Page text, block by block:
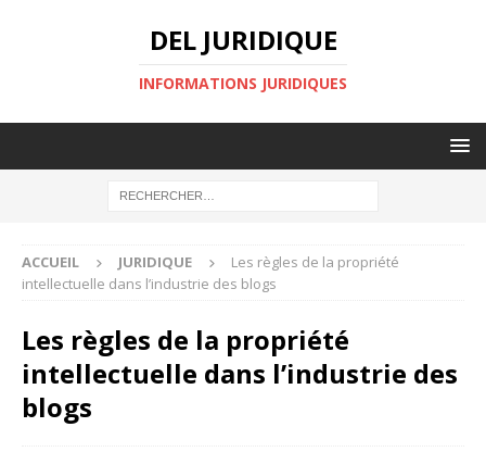
DEL JURIDIQUE
INFORMATIONS JURIDIQUES
ACCUEIL JURIDIQUE
Les règles de la propriété
intellectuelle dans l’industrie des blogs
Les règles de la propriété
intellectuelle dans l’industrie des
blogs